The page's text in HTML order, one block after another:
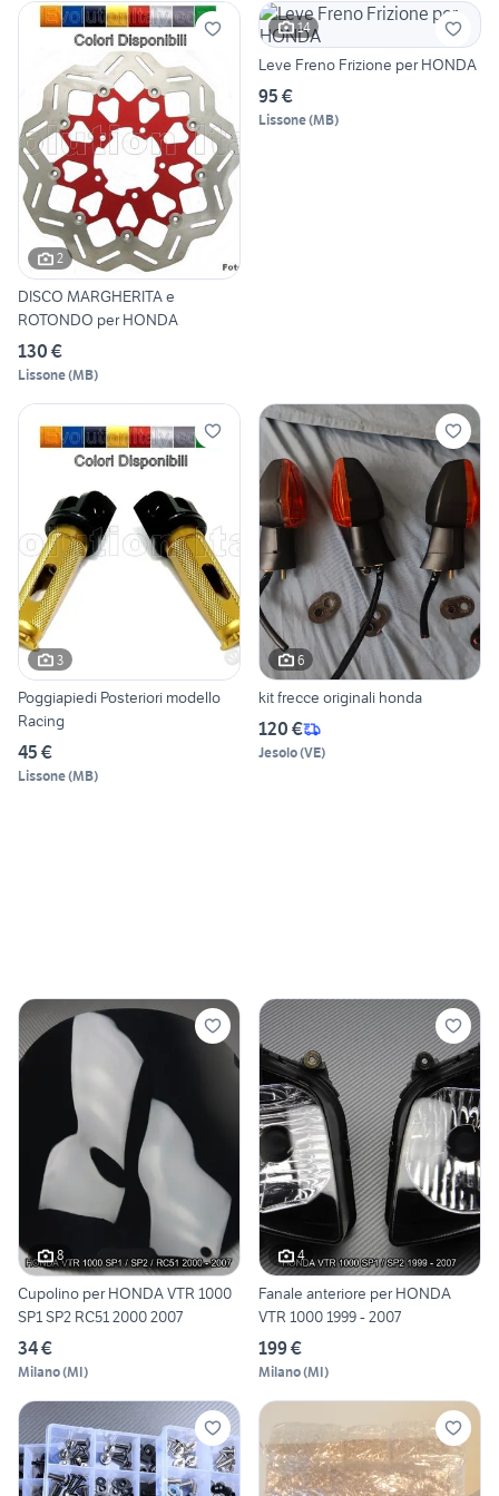
2
DISCO MARGHERITA e
ROTONDO per HONDA
130 €
Lissone(MB)
14
Leve Freno Frizione per HONDA
95 €
Lissone(MB)
3
Poggiapiedi Posteriori modello
Racing
45 €
Lissone(MB)
6
kit frecce originali honda
120 €
Jesolo(VE)
8
Cupolino per HONDA VTR 1000
SP1 SP2 RC51 2000 2007
34 €
Milano(MI)
4
Fanale anteriore per HONDA
VTR 1000 1999 - 2007
199 €
Milano(MI)